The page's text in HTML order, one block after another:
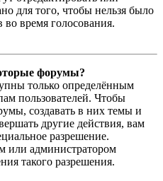
для того, чтобы нельзя было
во время голосования.
форумы?
только определённым
пользователей. Чтобы
создавать в них темы и
другие действия, вам
разрешение.
или администратором
такого разрешения.